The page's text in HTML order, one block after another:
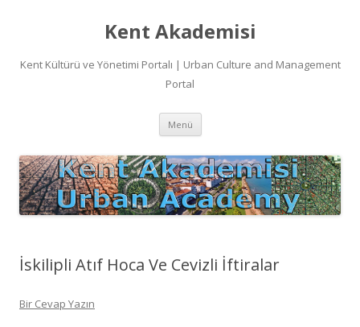
Kent Akademisi
Kent Kültürü ve Yönetimi Portalı | Urban Culture and Management
Portal
Menü İçeriğe
İskilipli Atıf Hoca Ve Cevizli İftiralar
Bir Cevap Yazın